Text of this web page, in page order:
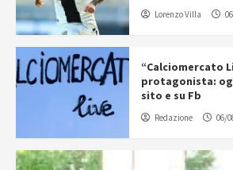
Lorenzo Villa
“Calciomercato
protagonista:
sito e su Fb
Redazione 06/